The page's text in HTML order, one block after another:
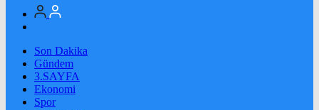
Son Dakika
Gündem
3.SAYFA
Ekonomi
Spor